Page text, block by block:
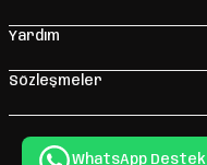
Yardım
Sözleşmeler
WhatsApp Destek